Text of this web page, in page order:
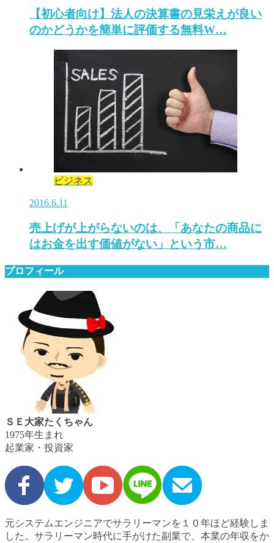
【初心者向け】法人の決算書の見栄えが良い
のかどうかを簡単に評価する無料W…
ビジネス
2016.6.11
売上げが上がらないのは、「あなたの商品に
はお金を出す価値がない」という市…
プロフィール
ＳＥ大家たくちゃん
1975年生まれ
起業家・投資家
元システムエンジニアでサラリーマンを１０年ほど経験しま
した。サラリーマン時代に手がけた副業で、本業の年収をか